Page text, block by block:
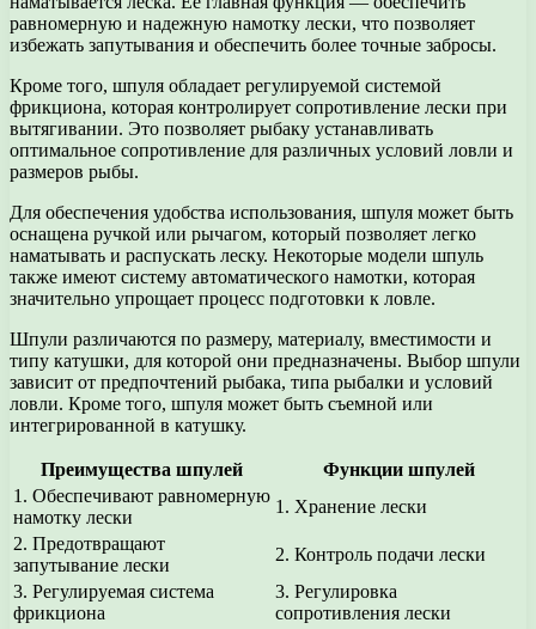
равномерную и надежную намотку лески, что позволяет
избежать запутывания и обеспечить более точные забросы.
Кроме того, шпуля обладает регулируемой системой
фрикциона, которая контролирует сопротивление лески при
вытягивании. Это позволяет рыбаку устанавливать
оптимальное сопротивление для различных условий ловли и
размеров рыбы.
Для обеспечения удобства использования, шпуля может быть
оснащена ручкой или рычагом, который позволяет легко
наматывать и распускать леску. Некоторые модели шпуль
также имеют систему автоматического намотки, которая
значительно упрощает процесс подготовки к ловле.
Шпули различаются по размеру, материалу, вместимости и
типу катушки, для которой они предназначены. Выбор шпули
зависит от предпочтений рыбака, типа рыбалки и условий
ловли. Кроме того, шпуля может быть съемной или
интегрированной в катушку.
Преимущества шпулей
Функции шпулей
1. Обеспечивают равномерную
намотку лески
1. Хранение лески
2. Предотвращают
запутывание лески
2. Контроль подачи лески
3. Регулируемая система
фрикциона
3. Регулировка
сопротивления лески